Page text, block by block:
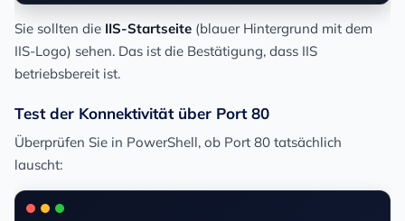
Sie sollten die IIS-Startseite (blauer Hintergrund mit dem
IIS-Logo) sehen. Das ist die Bestätigung, dass IIS
betriebsbereit ist.
Test der Konnektivität über Port 80
Überprüfen Sie in PowerShell, ob Port 80 tatsächlich
lauscht: